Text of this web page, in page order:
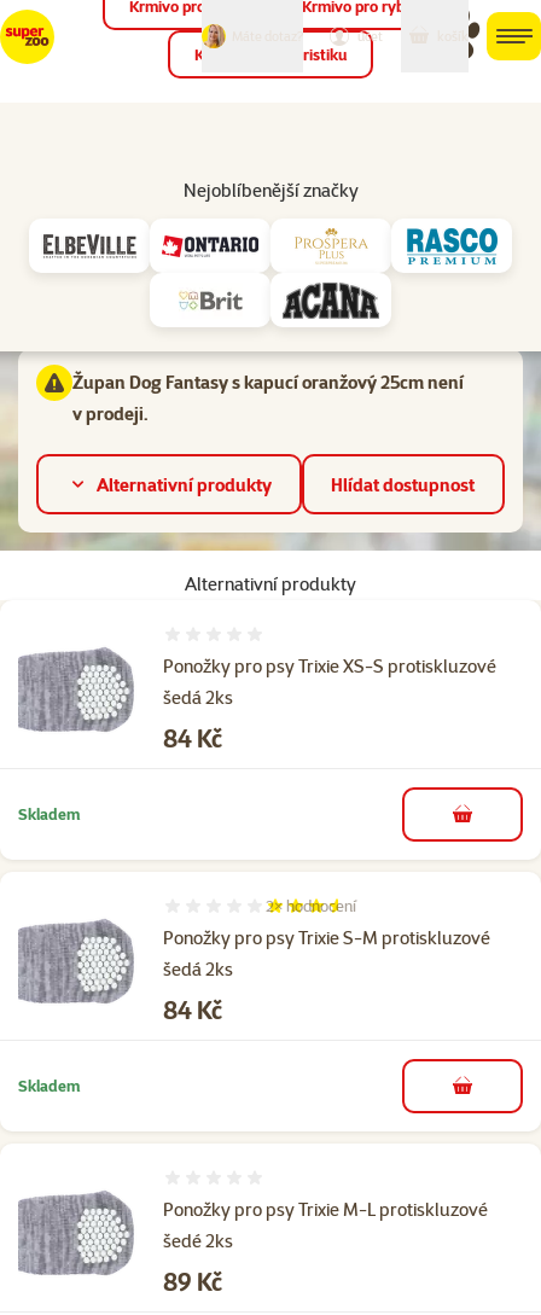
můj
účet
Krmivo pro ptáky Krmivo pro ryby
Krmivo pro teraristiku
Nejoblíbenější značky
Župan Dog Fantasy s kapucí oranžový 25cm
Hodnocení 0%
Bavlna, Roční období:Jaro / podzim, Léto
Župan Dog Fantasy s kapucí oranžový 25cm není
v prodeji.
Alternativní produkty Hlídat dostupnost
Alternativní produkty
Ponožky pro psy Trixie XS-S protiskluzové
šedá 2ks
Cena
84 Kč
Skladem do košíku
Ponožky pro psy Trixie S-M protiskluzové
šedá 2ks
Hodnocení 70%, počet hodnocení: 2
2× hodnocení
Cena
84 Kč
Skladem do košíku
Ponožky pro psy Trixie M-L protiskluzové
šedé 2ks
Cena
89 Kč